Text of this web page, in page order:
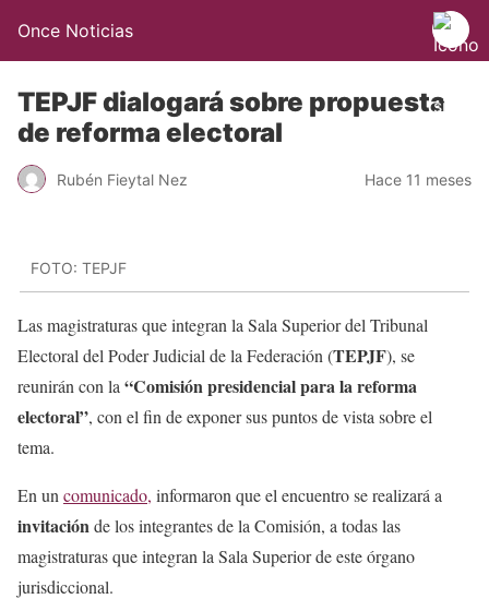
Once Noticias
TEPJF dialogará sobre propuesta
de reforma electoral
Rubén Fieytal Nez Hace 11 meses
FOTO: TEPJF
Las magistraturas que integran la Sala Superior del Tribunal
Electoral del Poder Judicial de la Federación (TEPJF), se
reunirán con la “Comisión presidencial para la reforma
electoral”, con el fin de exponer sus puntos de vista sobre el
tema.
En un comunicado, informaron que el encuentro se realizará a
invitaciónde los integrantes de la Comisión, a todas las
magistraturas que integran la Sala Superior de este órgano
jurisdiccional.